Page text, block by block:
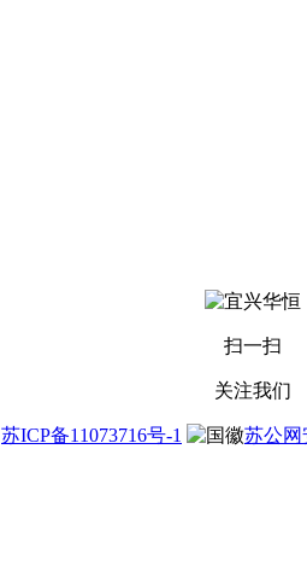
扫一扫
关注我们
苏ICP备11073716号-1
苏公网